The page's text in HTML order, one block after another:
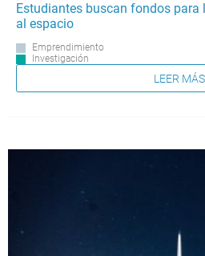
Estudiantes buscan fondos para
al espacio
Emprendimiento
Investigación
LEER MÁS